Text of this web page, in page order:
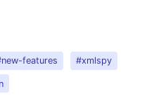
features #xmlspy